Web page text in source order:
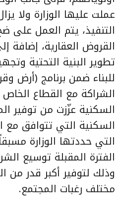
عملت عليها الوزارة ولا
التنفيذ، يتم العمل على
القروض العقارية، إضافة
تطوير البنية التحتية
للبناء ضمن برنامج (أرض
الشراكة مع القطاع
السكنية عزّزت من توفير
السكنية التي تتوافق مع
التي حددتها الوزارة
الفترة المقبلة توسيع
وذلك لتوفير أكبر قدر من
مختلف رغبات المجتمع.